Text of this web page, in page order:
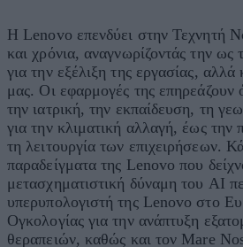
Η Lenovo επενδύει στην Τεχνητή
και χρόνια, αναγνωρίζοντάς την ως
για την εξέλιξη της εργασίας, αλλά
μας. Οι εφαρμογές της επηρεάζουν
την ιατρική, την εκπαίδευση, τη
για την κλιματική αλλαγή, έως την
τη λειτουργία των επιχειρήσεων.
παραδείγματα της Lenovo που
μετασχηματιστική δύναμη του AI
υπερυπολογιστή της Lenovo στο
Ογκολογίας για την ανάπτυξη
θεραπειών, καθώς και τον Mare